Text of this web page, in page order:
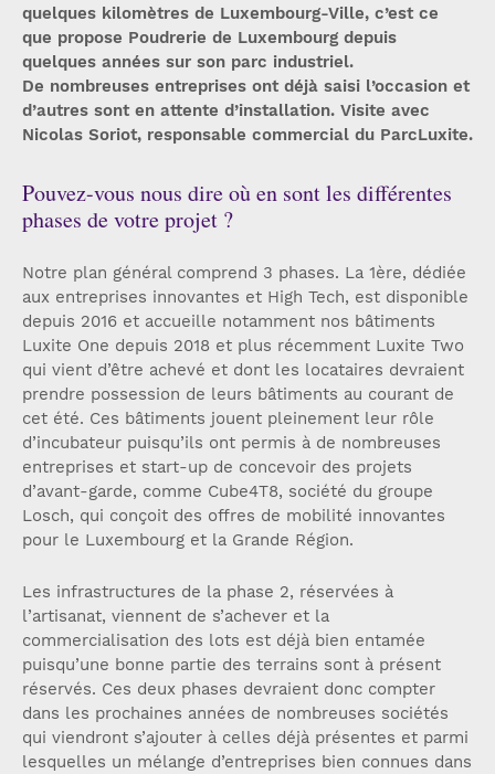
quelques kilomètres de Luxembourg-Ville, c’est ce
que propose Poudrerie de Luxembourg depuis
quelques années sur son parc industriel.
De nombreuses entreprises ont déjà saisi l’occasion et
d’autres sont en attente d’installation. Visite avec
Nicolas Soriot, responsable commercial du ParcLuxite.
Pouvez-vous nous dire où en sont les différentes
phases de votre projet ?
Notre plan général comprend 3 phases. La 1ère, dédiée
aux entreprises innovantes et High Tech, est disponible
depuis 2016 et accueille notamment nos bâtiments
Luxite One depuis 2018 et plus récemment Luxite Two
qui vient d’être achevé et dont les locataires devraient
prendre possession de leurs bâtiments au courant de
cet été. Ces bâtiments jouent pleinement leur rôle
d’incubateur puisqu’ils ont permis à de nombreuses
entreprises et start-up de concevoir des projets
d’avant-garde, comme Cube4T8, société du groupe
Losch, qui conçoit des offres de mobilité innovantes
pour le Luxembourg et la Grande Région.
Les infrastructures de la phase 2, réservées à
l’artisanat, viennent de s’achever et la
commercialisation des lots est déjà bien entamée
puisqu’une bonne partie des terrains sont à présent
réservés. Ces deux phases devraient donc compter
dans les prochaines années de nombreuses sociétés
qui viendront s’ajouter à celles déjà présentes et parmi
lesquelles un mélange d’entreprises bien connues dans